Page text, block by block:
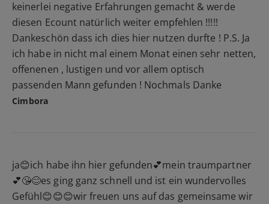
keinerlei negative Erfahrungen gemacht & werde
diesen Ecount natürlich weiter empfehlen !!!!!
Dankeschön dass ich dies hier nutzen durfte ! P.S. Ja
ich habe in nicht mal einem Monat einen sehr netten,
offenenen , lustigen und vor allem optisch
passenden Mann gefunden ! Nochmals Danke
Cimbora
ja😊ich habe ihn hier gefunden💕mein traumpartner
💕😘😊es ging ganz schnell und ist ein wundervolles
Gefühl😊😊😊wir freuen uns auf das gemeinsame wir